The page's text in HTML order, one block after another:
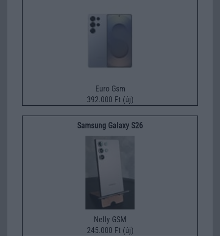
Euro Gsm
392.000 Ft (új)
Samsung Galaxy S26
Nelly GSM
245.000 Ft (új)